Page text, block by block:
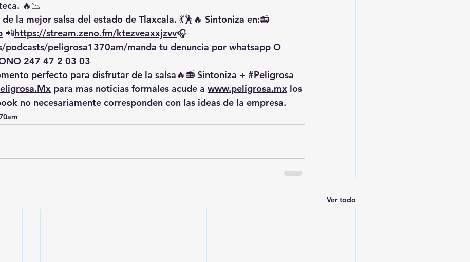
🔥📉
la mejor salsa del estado de Tlaxcala. 💃🕺🔥 Sintoniza en:📻
📲https://stream.zeno.fm/ktezveaxxjzvv🎧
podcasts/peligrosa1370am/manda tu denuncia por whatsapp O
247 47 2 03 03
perfecto para disfrutar de la salsa🔥📻 Sintoniza + #Peligrosa
para mas noticias formales acude a www.peligrosa.mx los
no necesariamente corresponden con las ideas de la empresa.
Ver todo